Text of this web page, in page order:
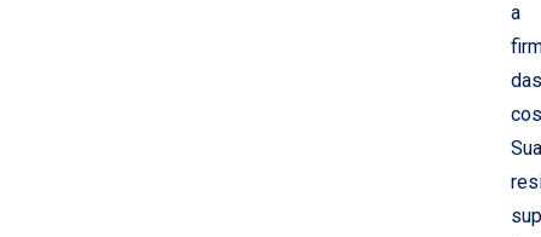
a
das
Sua